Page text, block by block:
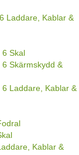
Laddare, Kablar &
6 Skal
Skärmskydd &
Laddare, Kablar &
Kablar &